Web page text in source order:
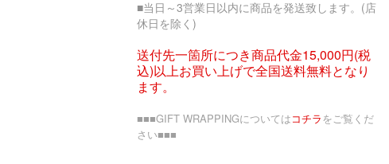
■当日～3営業日以内に商品を発送致します。(店
休日を除く)
送付先一箇所につき商品代金15,000円(税
込)以上お買い上げで全国送料無料となり
ます。
■■■GIFT WRAPPINGについてはコチラをご覧くだ
さい■■■